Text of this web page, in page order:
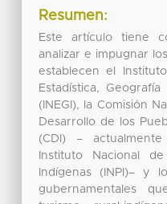
Resumen:
Este artículo tiene
analizar e impugnar
establecen el
Estadística,
(INEGI), la Comisión
Desarrollo de los
(CDI) – actualmente
Instituto Nacional
Indígenas (INPI)– y
gubernamentales